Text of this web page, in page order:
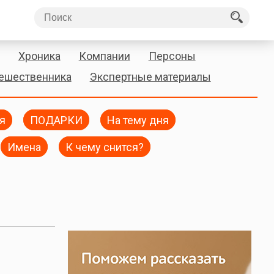
Хроника Компании
Персоны
Экспертные материалы
ПОДАРКИ На тему дня
Имена К чему снится?